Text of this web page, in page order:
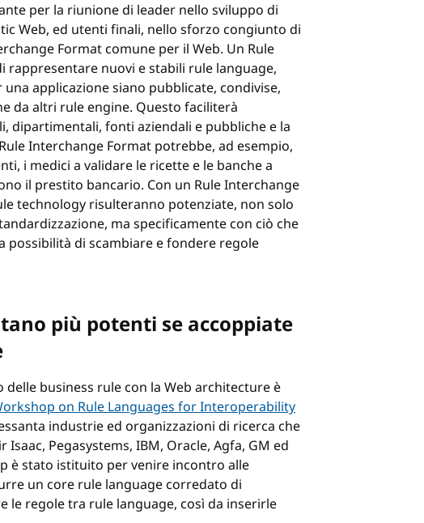
per la riunione di leader nello sviluppo di
Web, ed utenti finali, nello sforzo congiunto di
Format comune per il Web. Un Rule
nuovi e stabili rule language,
applicazione siano pubblicate, condivise,
da altri rule engine. Questo faciliterà
dipartimentali, fonti aziendali e pubbliche e la
Interchange Format potrebbe, ad esempio,
i medici a validare le ricette e le banche a
il prestito bancario. Con un Rule Interchange
technology risulteranno potenziate, non solo
ma specificamente con ciò che
di scambiare e fondere regole
più potenti se accoppiate
business rule con la Web architecture è
on Rule Languages for Interoperability
industrie ed organizzazioni di ricerca che
Pegasystems, IBM, Oracle, Agfa, GM ed
è stato istituito per venire incontro alle
un core rule language corredato di
le regole tra rule language, così da inserirle